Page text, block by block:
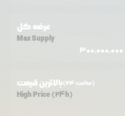
عرضه کل
Max Supply
300,000,000
بالاترین قیمت (24 ساعت)
High Price (24h)